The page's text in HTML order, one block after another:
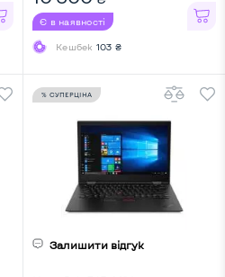
Є в наявності
Кешбек 103 ₴
% СУПЕРЦІНА
Залишити відгук